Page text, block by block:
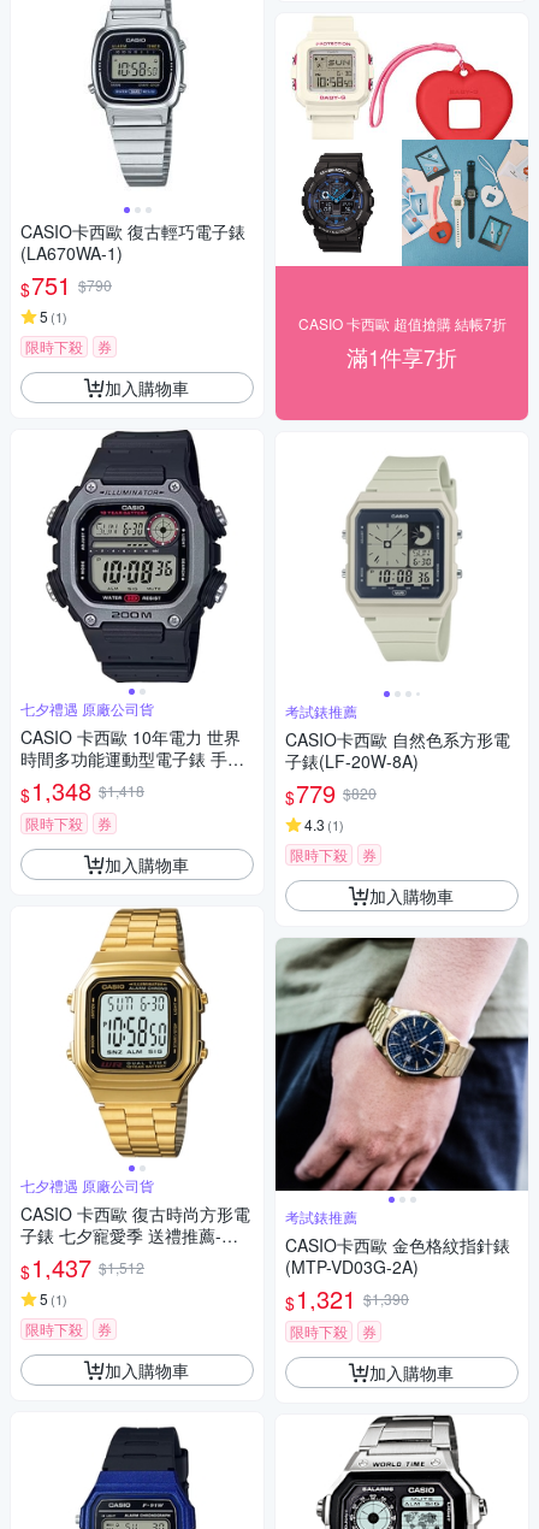
CASIO卡西歐 復古輕巧電子錶
(LA670WA-1)
$751 $790
5 (1)
限時下殺 券
加入購物車
七夕禮遇 原廠公司貨
CASIO 卡西歐 10年電力 世界
時間多功能運動型電子錶 手錶
七夕寵愛季 送禮推薦-黑 DW-2
91H-1A
$1,348 $1,418
限時下殺
券
加入購物車
七夕禮遇 原廠公司貨
CASIO 卡西歐 復古時尚方形電
子錶 七夕寵愛季 送禮推薦-金 A
178WGA-1A / 考試錶
$1,437 $1,512
5 (1)
限時下殺 券
加入購物車
CASIO 卡西歐 超值搶購 結帳7折
滿1件享7折
考試錶推薦
CASIO卡西歐 自然色系方形電
子錶(LF-20W-8A)
$779 $820
4.3 (1)
限時下殺 券
加入購物車
考試錶推薦
CASIO卡西歐 金色格紋指針錶
(MTP-VD03G-2A)
$1,321 $1,390
限時下殺
券
加入購物車